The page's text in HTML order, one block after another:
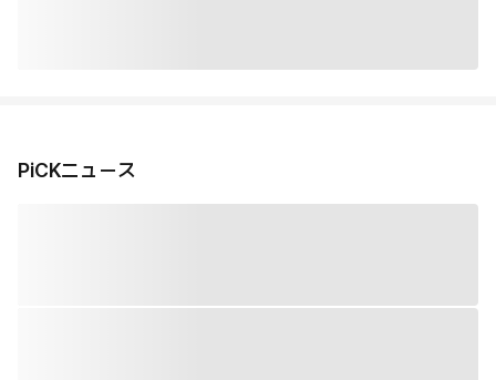
PiCKニュース